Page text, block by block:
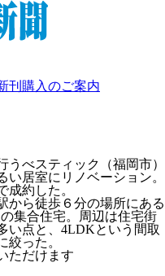
刊購入のご案内
べスティック（福岡市）
い居室にリノベーション。
成約した。
から徒歩６分の場所にある
集合住宅。周辺は住宅街
い点と、4LDKという間取
絞った。
ただけます